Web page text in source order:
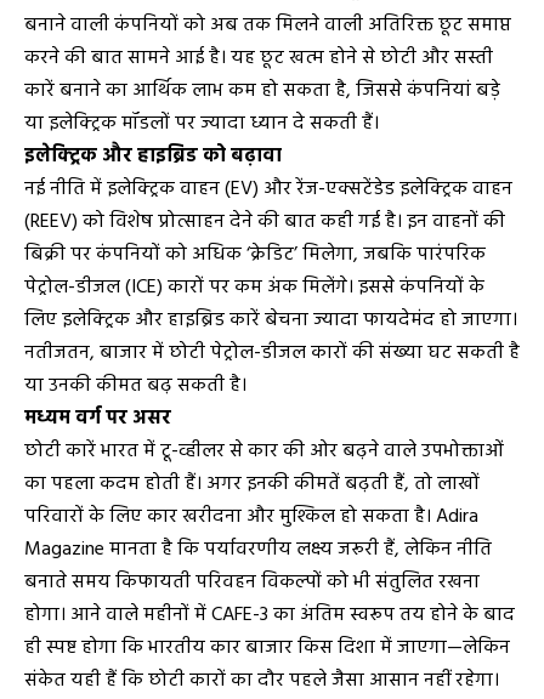
बनाने वाली कंपनियों को अब तक मिलने वाली अतिरिक्त छूट समाप्त
करने की बात सामने आई है। यह छूट खत्म होने से छोटी और सस्ती
कारें बनाने का आर्थिक लाभ कम हो सकता है, जिससे कंपनियां बड़े
या इलेक्ट्रिक मॉडलों पर ज्यादा ध्यान दे सकती हैं।
इलेक्ट्रिक और हाइब्रिड को बढ़ावा
नई नीति में इलेक्ट्रिक वाहन (EV) और रेंज-एक्सटेंडेड इलेक्ट्रिक वाहन
(REEV) को विशेष प्रोत्साहन देने की बात कही गई है। इन वाहनों की
बिक्री पर कंपनियों को अधिक ‘क्रेडिट’ मिलेगा, जबकि पारंपरिक
पेट्रोल-डीजल (ICE) कारों पर कम अंक मिलेंगे। इससे कंपनियों के
लिए इलेक्ट्रिक और हाइब्रिड कारें बेचना ज्यादा फायदेमंद हो जाएगा।
नतीजतन, बाजार में छोटी पेट्रोल-डीजल कारों की संख्या घट सकती है
या उनकी कीमत बढ़ सकती है।
मध्यम वर्ग पर असर
छोटी कारें भारत में टू-व्हीलर से कार की ओर बढ़ने वाले उपभोक्ताओं
का पहला कदम होती हैं। अगर इनकी कीमतें बढ़ती हैं, तो लाखों
परिवारों के लिए कार खरीदना और मुश्किल हो सकता है। Adira
Magazine मानता है कि पर्यावरणीय लक्ष्य जरूरी हैं, लेकिन नीति
बनाते समय किफायती परिवहन विकल्पों को भी संतुलित रखना
होगा। आने वाले महीनों में CAFE-3 का अंतिम स्वरूप तय होने के बाद
ही स्पष्ट होगा कि भारतीय कार बाजार किस दिशा में जाएगा—लेकिन
संकेत यही हैं कि छोटी कारों का दौर पहले जैसा आसान नहीं रहेगा।